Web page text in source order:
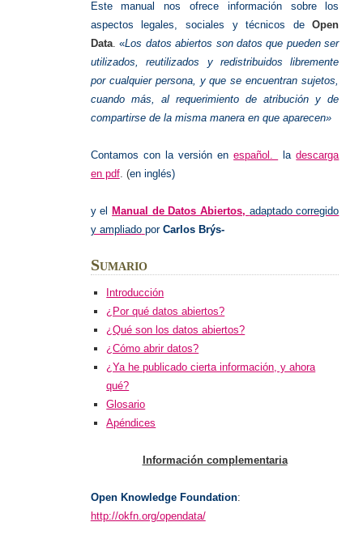
Este manual nos ofrece información sobre los
aspectos legales, sociales y técnicos de
Open
Data. «Los datos abiertos son datos que pueden ser
utilizados, reutilizados y redistribuidos libremente
por cualquier persona, y que se encuentran sujetos,
cuando más, al requerimiento de atribución y de
compartirse de la misma manera en que aparecen»
Contamos con la versión enespañol. ladescarga
en pdf. (en inglés)
y el Manual de Datos Abiertos, adaptado corregido
y ampliado por Carlos Brýs-
Sumario
Introducción
¿Por qué datos abiertos?
¿Qué son los datos abiertos?
¿Cómo abrir datos?
¿Ya he publicado cierta información, y ahora
qué?
Glosario
Apéndices
Información complementaria
Open Knowledge Foundation:
http://okfn.org/opendata/